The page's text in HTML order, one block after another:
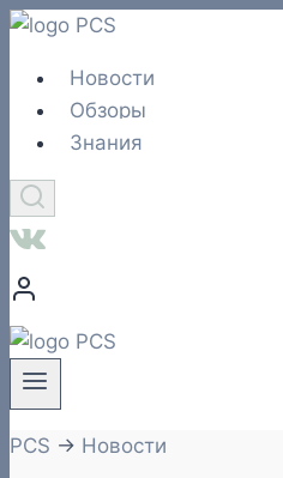
Перейти
содержимому
Новости
Обзоры
Знания
PCS → Новости